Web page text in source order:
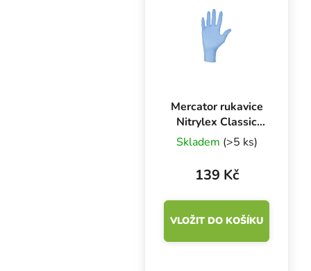
Mercator rukavice
Nitrylex Classic
BLUE L, 100 ks
Skladem (>5 ks)
139 Kč
VLOŽIT DO KOŠÍKU